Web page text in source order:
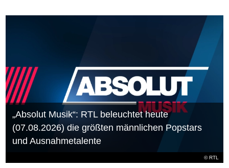
©RTL
„Absolut Musik“: RTL beleuchtet heute
(07.08.2026) die größten männlichen Popstars
und Ausnahmetalente